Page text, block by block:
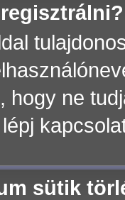
hogy ne
sütik